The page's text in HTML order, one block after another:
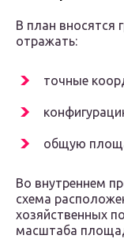
В план вносятся
отражать:
точные
общую
Во внутреннем
схема
хозяйственных
масштаба